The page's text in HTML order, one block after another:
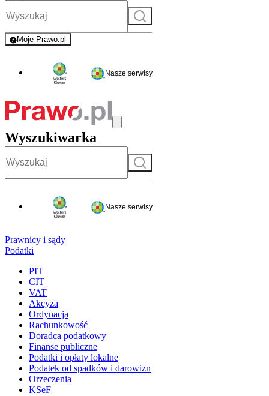
Szukaj
Moje Prawo.pl
- rejestracja i logowanie do serwisu
Nasze serwisy
Wyszukiwarka
Szukaj
Nasze serwisy
Prawnicy i sądy
Podatki
PIT
CIT
VAT
Akcyza
Ordynacja
Rachunkowość
Doradca podatkowy
Finanse publiczne
Podatki i opłaty lokalne
Podatek od spadków i darowizn
Orzeczenia
KSeF